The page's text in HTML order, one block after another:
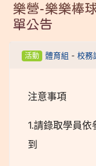
樂營-樂樂棒
單公告
活動 體育組 - 校務
注意事項
1.請錄取學員
到